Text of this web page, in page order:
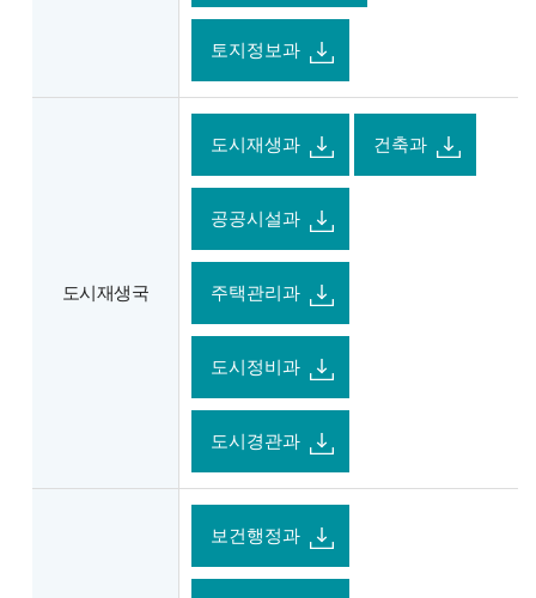
토지정보과
도시재생국
도시재생과 건축과
공공시설과
주택관리과
도시정비과
도시경관과
보건행정과